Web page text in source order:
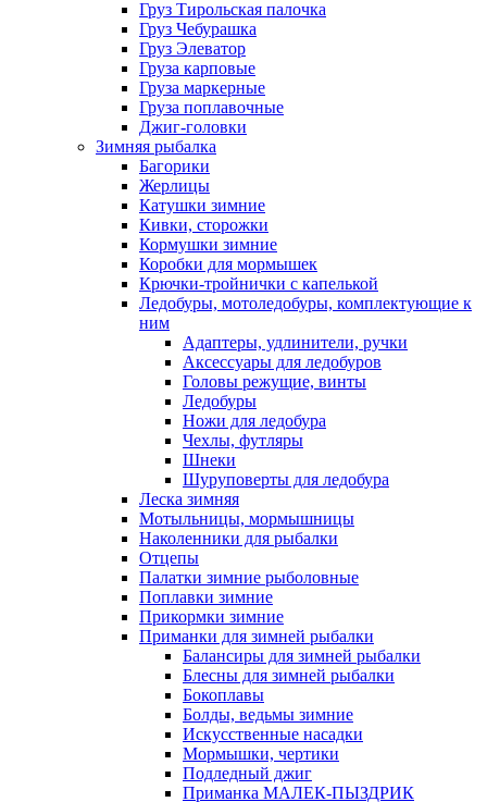
Груз Тирольская палочка
Груз Чебурашка
Груз Элеватор
Груза карповые
Груза маркерные
Груза поплавочные
Джиг-головки
Зимняя рыбалка
Багорики
Жерлицы
Катушки зимние
Кивки, сторожки
Кормушки зимние
Коробки для мормышек
Крючки-тройнички с капелькой
Ледобуры, мотоледобуры, комплектующие к
ним
Адаптеры, удлинители, ручки
Аксессуары для ледобуров
Головы режущие, винты
Ледобуры
Ножи для ледобура
Чехлы, футляры
Шнеки
Шуруповерты для ледобура
Леска зимняя
Мотыльницы, мормышницы
Наколенники для рыбалки
Отцепы
Палатки зимние рыболовные
Поплавки зимние
Прикормки зимние
Приманки для зимней рыбалки
Балансиры для зимней рыбалки
Блесны для зимней рыбалки
Бокоплавы
Болды, ведьмы зимние
Искусственные насадки
Мормышки, чертики
Подледный джиг
Приманка МАЛЕК-ПЫЗДРИК